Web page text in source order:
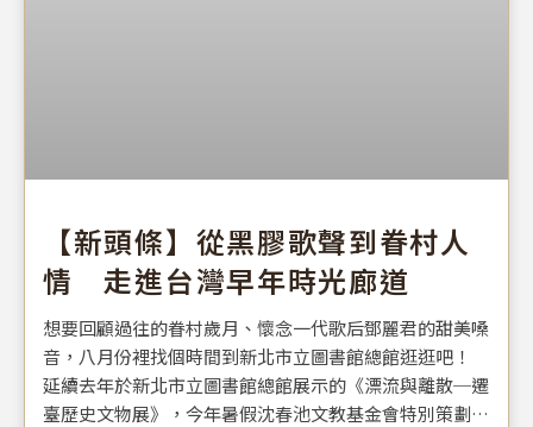
【新頭條】從黑膠歌聲到眷村人
情 走進台灣早年時光廊道
想要回顧過往的眷村歲月、懷念一代歌后鄧麗君的甜美嗓
音，八月份裡找個時間到新北市立圖書館總館逛逛吧！
延續去年於新北市立圖書館總館展示的《漂流與離散─遷
臺歷史文物展》，今年暑假沈春池文教基金會特別策劃